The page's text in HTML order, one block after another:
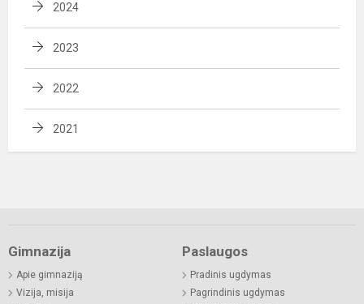
2024
2023
2022
2021
Gimnazija
Apie gimnaziją
Vizija, misija
Paslaugos
Pradinis ugdymas
Pagrindinis ugdymas